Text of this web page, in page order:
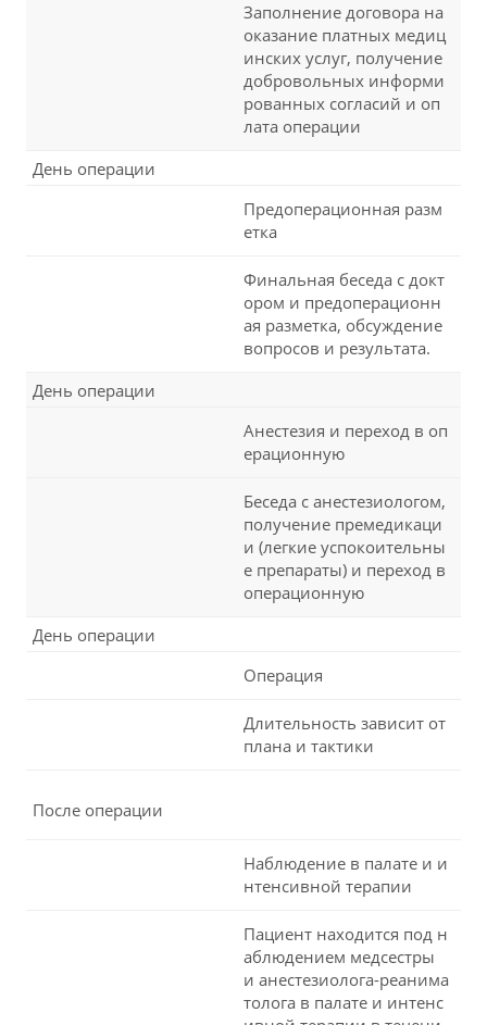
Заполнение договора на
оказание платных медиц
инских услуг, получение
добровольных информи
рованных согласий и оп
лата операции
День операции
Предоперационная разм
етка
Финальная беседа с докт
ором и предоперационн
ая разметка, обсуждение
вопросов и результата.
День операции
Анестезия и переход в оп
ерационную
Беседа с анестезиологом,
получение премедикаци
и (легкие успокоительны
е препараты) и переход в
операционную
День операции
Операция
Длительность зависит от
плана и тактики
После операции
Наблюдение в палате и и
нтенсивной терапии
Пациент находится под н
аблюдением медсестры
и анестезиолога-реанима
толога в палате и интенс